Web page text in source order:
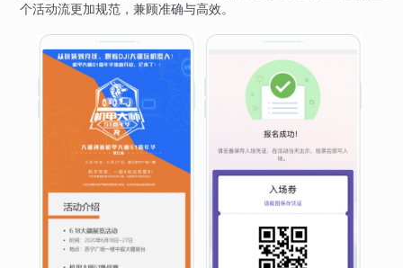
个活动流更加规范，兼顾准确与高效。